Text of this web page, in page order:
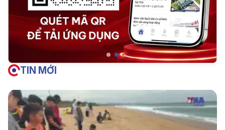
TIN MỚI